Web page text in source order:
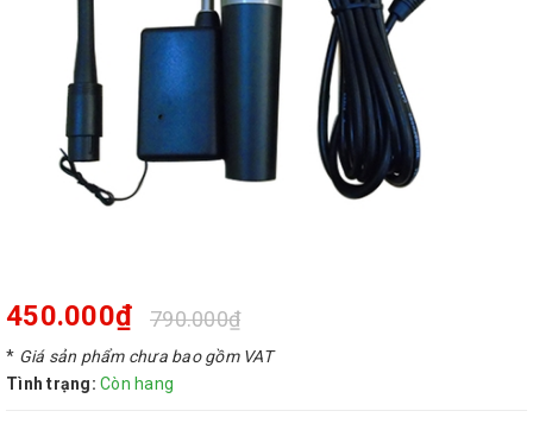
450.000₫ 790.000₫
* Giá sản phẩm chưa bao gồm VAT
Tình trạng: Còn hang